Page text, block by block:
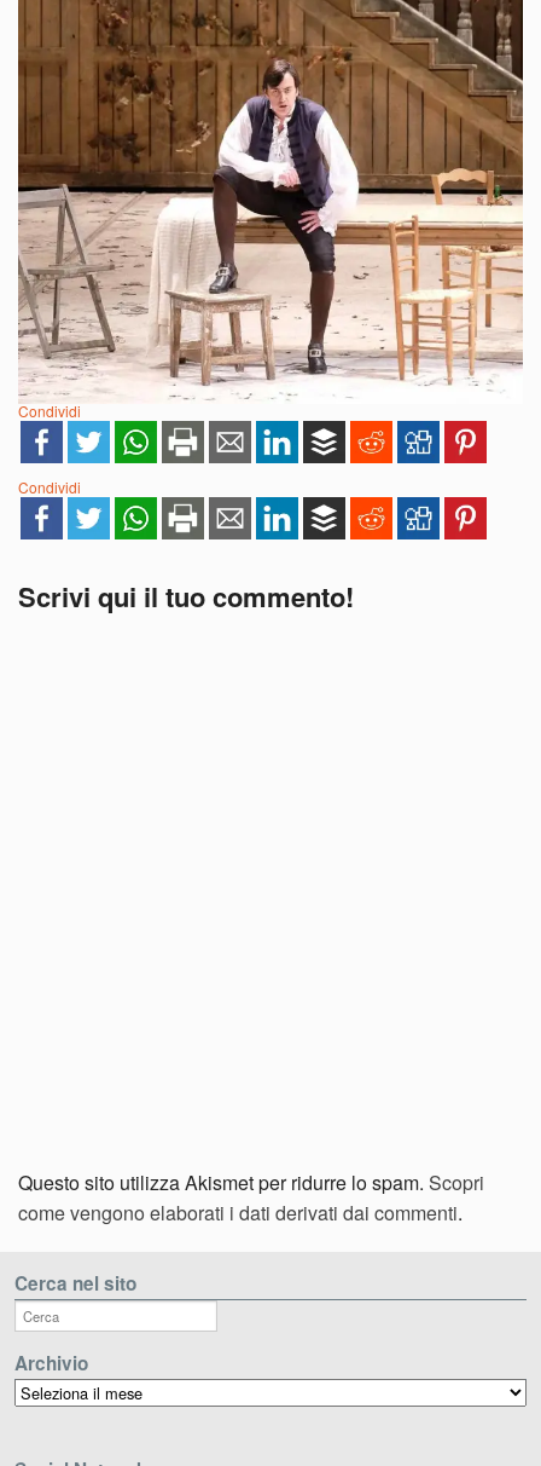
Condividi
Condividi
Scrivi qui il tuo commento!
Questo sito utilizza Akismet per ridurre lo spam. Scopri
come vengono elaborati i dati derivati dai commenti.
Cerca nel sito
Archivio
Archivio